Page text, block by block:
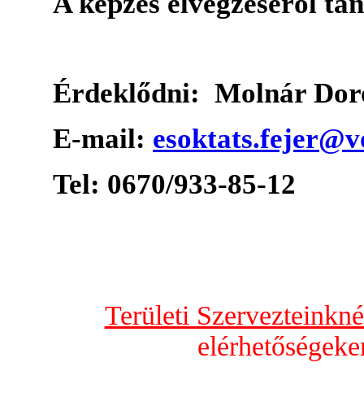
Érdeklődni: Molnár
E-mail:
Tel: 0670/933-85-12
Területi